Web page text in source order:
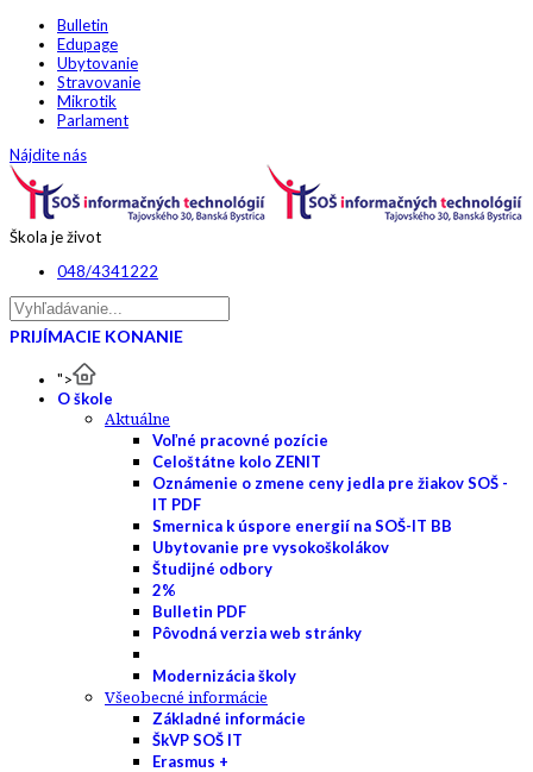
Bulletin
Edupage
Ubytovanie
Stravovanie
Mikrotik
Parlament
Nájdite nás
Škola je život
048/4341222
PRIJÍMACIE KONANIE
">
O škole
Aktuálne
Voľné pracovné pozície
Celoštátne kolo ZENIT
Oznámenie o zmene ceny jedla pre žiakov SOŠ -
IT PDF
Smernica k úspore energií na SOŠ-IT BB
Ubytovanie pre vysokoškolákov
Študijné odbory
2%
Bulletin PDF
Pôvodná verzia web stránky
Modernizácia školy
Všeobecné informácie
Základné informácie
ŠkVP SOŠ IT
Erasmus +